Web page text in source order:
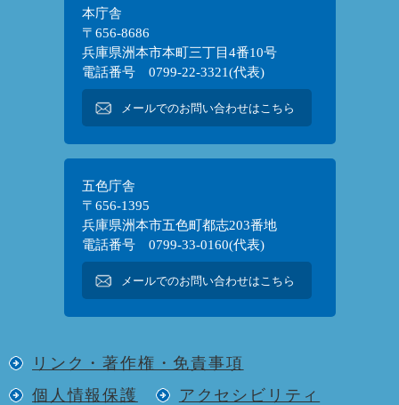
本庁舎
〒656-8686
兵庫県洲本市本町三丁目4番10号
電話番号 0799-22-3321(代表)
メールでのお問い合わせはこちら
五色庁舎
〒656-1395
兵庫県洲本市五色町都志203番地
電話番号 0799-33-0160(代表)
メールでのお問い合わせはこちら
リンク・著作権・免責事項
個人情報保護
アクセシビリティ